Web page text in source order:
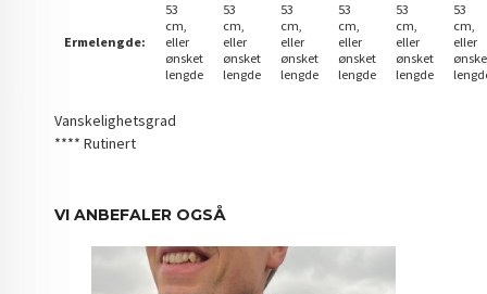
Ermelengde:
53
cm,
eller
ønsket
lengde
53
cm,
eller
ønsket
lengde
53
cm,
eller
ønsket
lengde
53
cm,
eller
ønsket
lengde
53
cm,
eller
ønsket
lengde
53
cm,
eller
Vanskelighetsgrad
**** Rutinert
VI ANBEFALER OGSÅ